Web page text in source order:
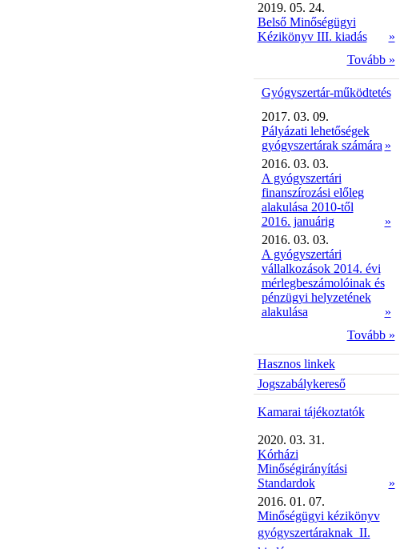
2019. 05. 24.
Belső Minőségügyi
Kézikönyv III. kiadás
»
Tovább »
Gyógyszertár-működtetés
2017. 03. 09.
Pályázati lehetőségek
gyógyszertárak számára »
2016. 03. 03.
A gyógyszertári
finanszírozási előleg
alakulása 2010-től
2016. januárig
»
2016. 03. 03.
A gyógyszertári
vállalkozások 2014. évi
mérlegbeszámolóinak és
pénzügyi helyzetének
alakulása
»
Tovább »
Hasznos linkek
Jogszabálykereső
Kamarai tájékoztatók
2020. 03. 31.
Kórházi
Minőségirányítási
Standardok
»
2016. 01. 07.
Minőségügyi kézikönyv
gyógyszertáraknak  II.